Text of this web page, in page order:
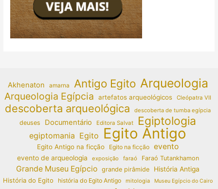
Akhenaton amarna Antigo Egito Arqueologia
Arqueologia Egípcia artefatos arqueológicos Cleópatra VII
descoberta arqueológica descoberta de tumba egípcia
deuses Documentário Editora Salvat Egiptologia
egiptomania Egito Egito Antigo
Egito Antigo na ficção Egito na ficção evento
evento de arqueologia exposição faraó Faraó Tutankhamon
Grande Museu Egípcio grande pirâmide
História Antiga
História do Egito
história do Egito Antigo mitologia Museu Egípcio do Cairo